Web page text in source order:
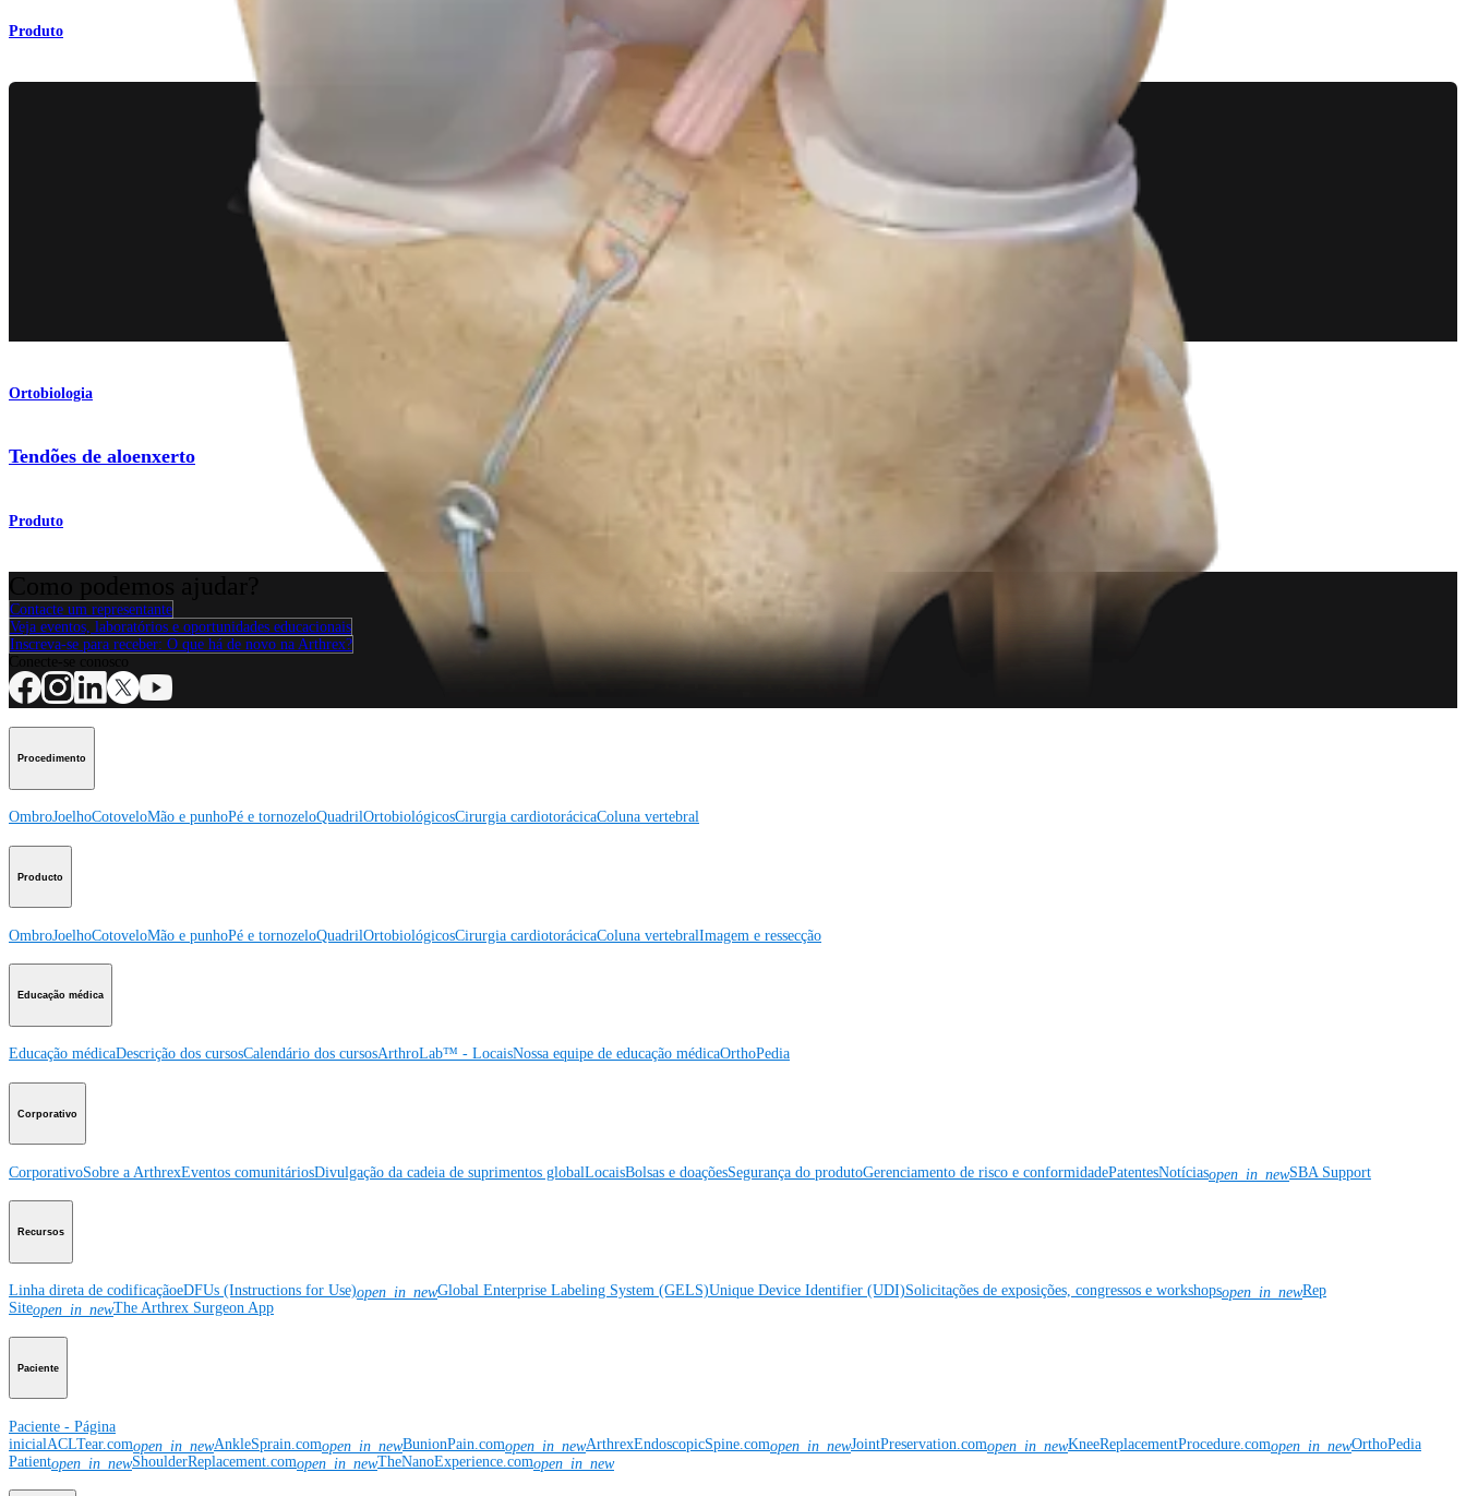
Produto
Ortobiologia
Tendões de aloenxerto
Produto
Contacte um representante
Veja eventos, laboratórios e oportunidades educacionais
Inscreva-se para receber: O que há de novo na Arthrex?
Procedimento
OmbroJoelhoCotoveloMão e punhoPé e tornozeloQuadrilOrtobiológicosCirurgia cardiotorácicaColuna vertebral
Producto
OmbroJoelhoCotoveloMão e punhoPé e tornozeloQuadrilOrtobiológicosCirurgia cardiotorácicaColuna vertebralImagem e ressecção
Educação médica
Educação médicaDescrição dos cursosCalendário dos cursosArthroLab™ - LocaisNossa equipe de educação médicaOrthoPedia
Corporativo
CorporativoSobre a ArthrexEventos comunitáriosDivulgação da cadeia de suprimentos globalLocaisBolsas e doaçõesSegurança do produtoGerenciamento de risco e conformidadePatentesNotíciasopen_in_newSBA Support
Recursos
Linha direta de codificaçãoeDFUs (Instructions for Use)open_in_newGlobal Enterprise Labeling System (GELS)Unique Device Identifier (UDI)Solicitações de exposições, congressos e workshopsopen_in_newRep
Siteopen_in_newThe Arthrex Surgeon App
Paciente
Paciente - Página
inicial ACLTear.comopen_in_newAnkleSprain.comopen_in_newBunionPain.comopen_in_newArthrexEndoscopicSpine.comopen_in_newJointPreservation.comopen_in_newKneeReplacementProcedure.comopen_in_newOrthoPedia
Patientopen_in_newShoulderReplacement.comopen_in_newTheNanoExperience.comopen_in_new